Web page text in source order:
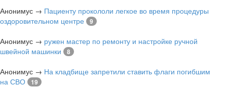
Анонимус → Пациенту прокололи легкое во время процедуры
оздоровительном центре
9
Анонимус → ружен мастер по ремонту и настройке ручной
швейной машинки
8
Анонимус → На кладбище запретили ставить флаги погибшим
на СВО
19